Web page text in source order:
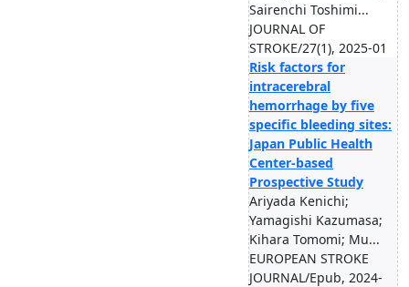
Sairenchi Toshimi...
JOURNAL OF
STROKE/27(1), 2025-01
Risk factors for
intracerebral
hemorrhage by five
specific bleeding sites:
Japan Public Health
Center-based
Prospective Study
Ariyada Kenichi;
Yamagishi Kazumasa;
Kihara Tomomi; Mu...
EUROPEAN STROKE
JOURNAL/Epub, 2024-